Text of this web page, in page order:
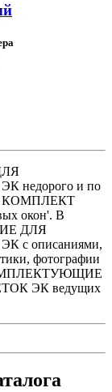
и по
КОМПЛЕКТ
окон'. В
ДЛЯ
описаниями,
фотографии
ЭК ведущих